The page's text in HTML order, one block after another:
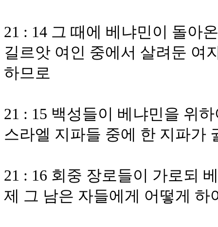
21 : 14 그 때에 베냐민이 돌아
길르앗 여인 중에서 살려둔 여
하므로
21 : 15 백성들이 베냐민을 위
스라엘 지파들 중에 한 지파가
21 : 16 회중 장로들이 가로되
제 그 남은 자들에게 어떻게 하